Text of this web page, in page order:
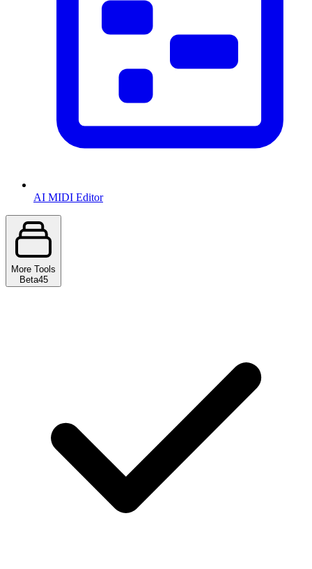
AI MIDI Editor
More Tools
Beta45